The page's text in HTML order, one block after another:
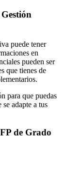
puede tener
en
pueden ser
que tienes de
para que puedas
adapte a tus
de Grado